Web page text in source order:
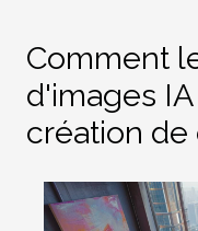
Comment
d'images
création de